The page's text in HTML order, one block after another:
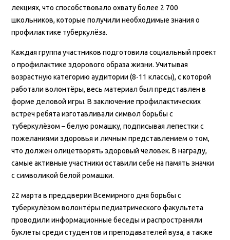
лекциях, что способствовало охвату более 2 700
школьников, которые получили необходимые знания о
профилактике туберкулёза.
Каждая группа участников подготовила социальный проект
о профилактике здорового образа жизни. Учитывая
возрастную категорию аудитории (8-11 классы), с которой
работали волонтёры, весь материал был представлен в
форме деловой игры. В заключение профилактических
встреч ребята изготавливали символ борьбы с
туберкулёзом – белую ромашку, подписывая лепестки с
пожеланиями здоровья и личным представлением о том,
что должен олицетворять здоровый человек. В награду,
самые активные участники оставили себе на память значки
с символикой белой ромашки.
22 марта в преддверии Всемирного дня борьбы с
туберкулёзом волонтёры педиатрического факультета
проводили информационные беседы и распространяли
буклеты среди студентов и преподавателей вуза, а также